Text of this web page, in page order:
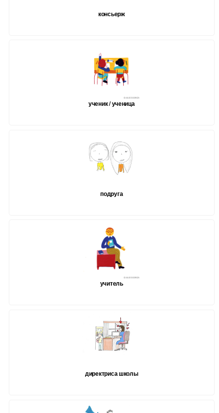
консьерж
ученик / ученица
подруга
учитель
директриса школы